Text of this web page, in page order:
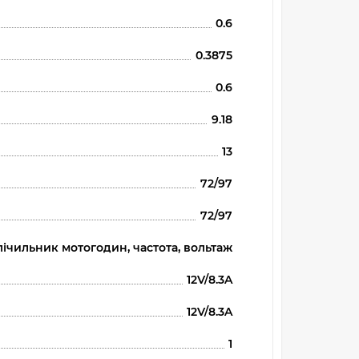
0.6
0.3875
0.6
9.18
13
72/97
72/97
мотогодин, частота, вольтаж
12V/8.3A
12V/8.3A
1